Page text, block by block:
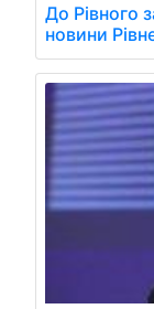
До Рівного
новини